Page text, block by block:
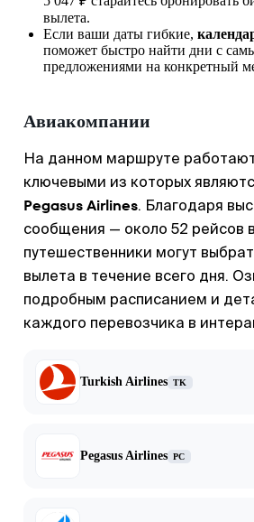
вылета.
Если ваши даты гибкие,
поможет быстро найти дни с
предложениями на конкретный
Авиакомпании
На данном маршруте
ключевыми из которых
Pegasus Airlines. Благодаря
сообщения — около 52 рейсов
путешественники могут
вылета в течение всего дня.
подробным расписанием и
каждого перевозчика в
Turkish Airlines TK
Pegasus Airlines PC